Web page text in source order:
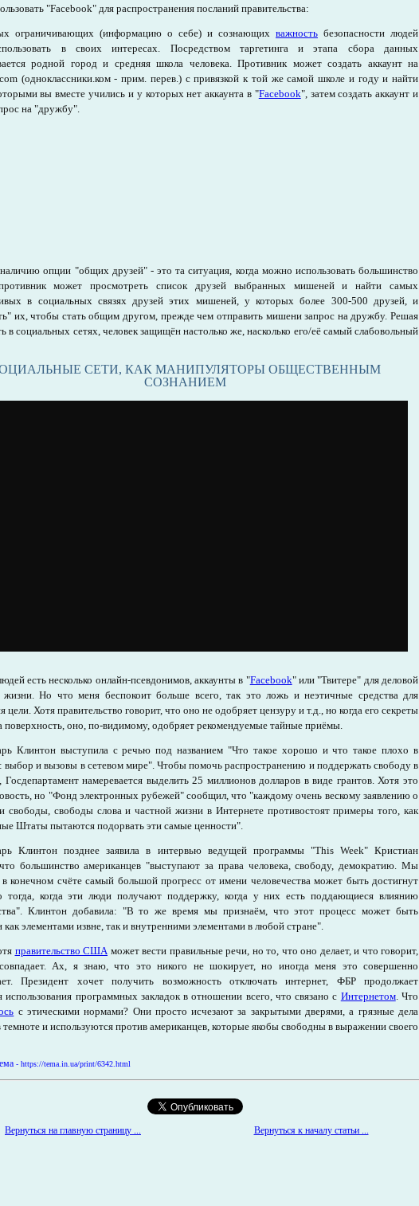
"Facebook" для распространения посланий правительства:
ограничивающих (информацию о себе) и сознающих важность безопасности людей
в своих интересах. Посредством таргетинга и этапа сбора данных
родной город и средняя школа человека. Противник может создать аккаунт на
(одноклассники.ком - прим. перев.) с привязкой к той же самой школе и году и найти
вы вместе учились и у которых нет аккаунта в "Facebook", затем создать аккаунт и
на "дружбу".
опции "общих друзей" - это та ситуация, когда можно использовать большинство
может просмотреть список друзей выбранных мишеней и найти самых
в социальных связях друзей этих мишеней, у которых более 300-500 друзей, и
их, чтобы стать общим другом, прежде чем отправить мишени запрос на дружбу. Решая
в социальных сетях, человек защищён настолько же, насколько его/её самый слабовольный
СЕТИ, КАК МАНИПУЛЯТОРЫ ОБЩЕСТВЕННЫМ
СОЗНАНИЕМ
есть несколько онлайн-псевдонимов, аккаунты в "Facebook" или "Твитере" для деловой
жизни. Но что меня беспокоит больше всего, так это ложь и неэтичные средства для
цели. Хотя правительство говорит, что оно не одобряет цензуру и т.д., но когда его секреты
поверхность, оно, по-видимому, одобряет рекомендуемые тайные приёмы.
Клинтон выступила с речью под названием "Что такое хорошо и что такое плохо в
выбор и вызовы в сетевом мире". Чтобы помочь распространению и поддержать свободу в
Госдепартамент намеревается выделить 25 миллионов долларов в виде грантов. Хотя это
но "Фонд электронных рубежей" сообщил, что "каждому очень вескому заявлению о
свободы, свободы слова и частной жизни в Интернете противостоят примеры того, как
Штаты пытаются подорвать эти самые ценности".
Клинтон позднее заявила в интервью ведущей программы "This Week" Кристиан
большинство американцев "выступают за права человека, свободу, демократию. Мы
в конечном счёте самый большой прогресс от имени человечества может быть достигнут
тогда, когда эти люди получают поддержку, когда у них есть поддающиеся влиянию
Клинтон добавила: "В то же время мы признаём, что этот процесс может быть
как элементами извне, так и внутренними элементами в любой стране".
правительство СШАможет вести правильные речи, но то, что оно делает, и что говорит,
Ах, я знаю, что это никого не шокирует, но иногда меня это совершенно
Президент хочет получить возможность отключать интернет, ФБР продолжает
использования программных закладок в отношении всего, что связано с Интернетом. Что
с этическими нормами? Они просто исчезают за закрытыми дверями, а грязные дела
темноте и используются против американцев, которые якобы свободны в выражении своего
- https://tema.in.ua/print/6342.html
Вернуться на главную страницу ... Вернуться к началу статьи ...